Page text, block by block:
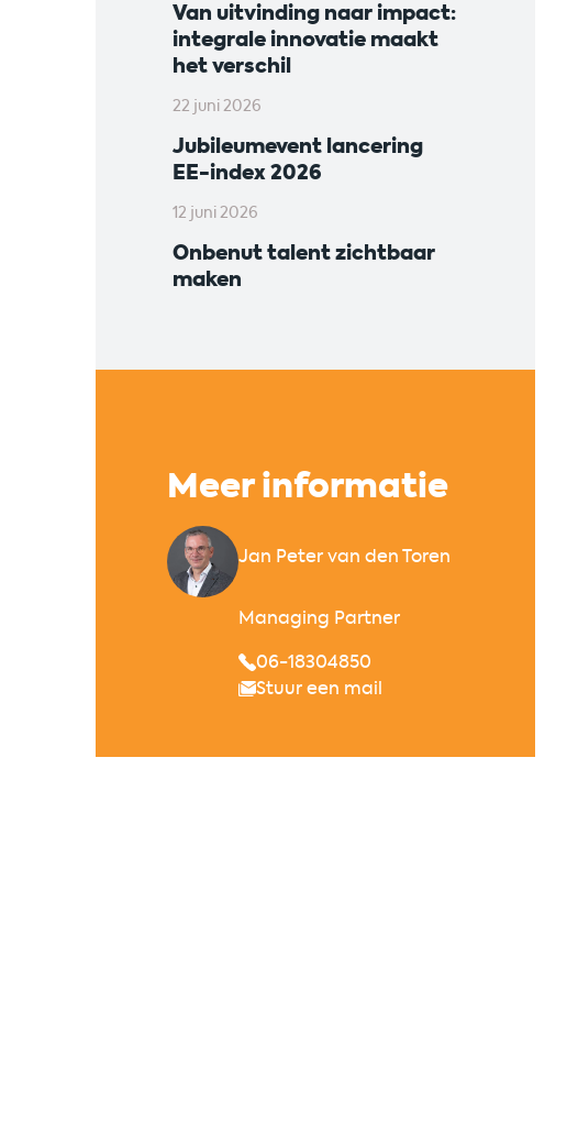
Van uitvinding naar impact:
integrale innovatie maakt
het verschil
22 juni 2026
Jubileumevent lancering
EE-index 2026
12 juni 2026
Onbenut talent zichtbaar
maken
Meer informatie
Jan Peter van den Toren
Managing Partner
06-18304850
Stuur een mail